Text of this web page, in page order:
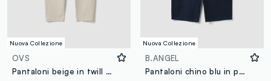
Nuova Collezione
OVS
Pantaloni beige in twill di cotone elasticizzato slim fit
Nuova Collezione
B.ANGEL
Pantaloni chino blu in puro cotone barrel fit